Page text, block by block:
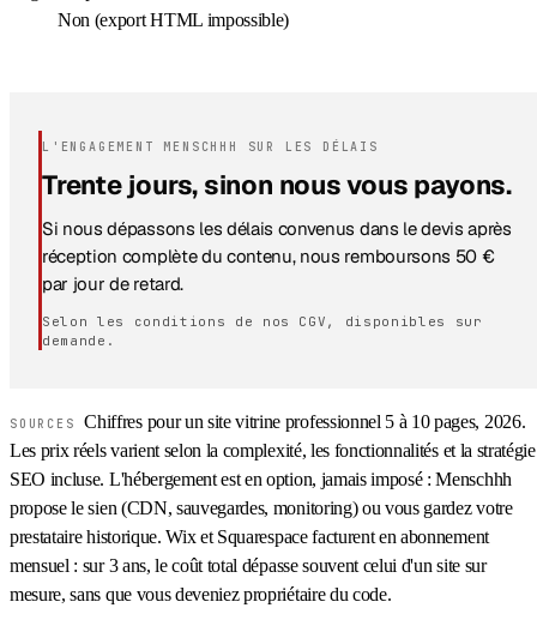
Non (export HTML impossible)
L'ENGAGEMENT MENSCHHH SUR LES DÉLAIS
Trente jours, sinon nous vous payons.
Si nous dépassons les délais convenus dans le devis après
réception complète du contenu, nous remboursons 50 €
par jour de retard.
Selon les conditions de nos CGV, disponibles sur
demande.
SOURCESChiffres pour un site vitrine professionnel 5 à 10 pages, 2026.
Les prix réels varient selon la complexité, les fonctionnalités et la stratégie
SEO incluse. L'hébergement est en option, jamais imposé : Menschhh
propose le sien (CDN, sauvegardes, monitoring) ou vous gardez votre
prestataire historique. Wix et Squarespace facturent en abonnement
mensuel : sur 3 ans, le coût total dépasse souvent celui d'un site sur
mesure, sans que vous deveniez propriétaire du code.